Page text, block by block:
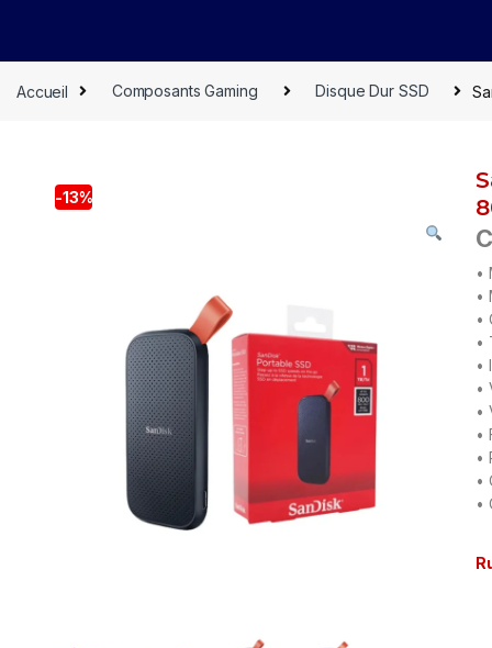
Accueil Composants Gaming Disque Dur SSD
-13%
•
•
•
•
•
•
•
•
•
•
•